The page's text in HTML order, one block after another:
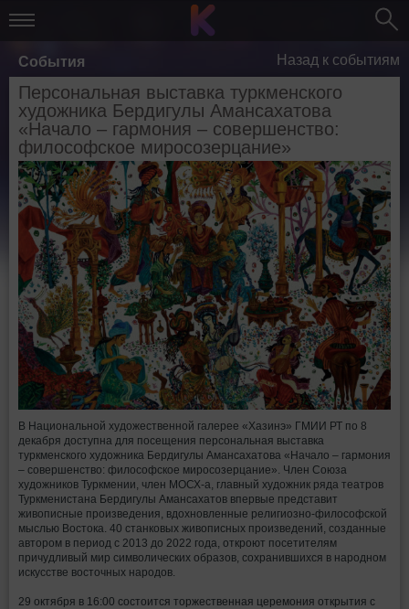
События Назад к событиям
Персональная выставка туркменского
художника Бердигулы Амансахатова
«Начало – гармония – совершенство:
философское миросозерцание»
В Национальной художественной галерее «Хазинэ» ГМИИ РТ по 8
декабря доступна для посещения персональная выставка
туркменского художника Бердигулы Амансахатова «Начало – гармония
– совершенство: философское миросозерцание». Член Союза
художников Туркмении, член МОСХ-а, главный художник ряда театров
Туркменистана Бердигулы Амансахатов впервые представит
живописные произведения, вдохновленные религиозно-философской
мыслью Востока. 40 станковых живописных произведений, созданные
автором в период с 2013 до 2022 года, откроют посетителям
причудливый мир символических образов, сохранившихся в народном
искусстве восточных народов.
29 октября в 16:00 состоится торжественная церемония открытия с